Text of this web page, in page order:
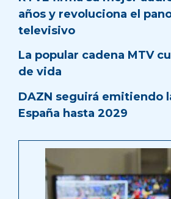
años y revoluciona el
televisivo
La popular cadena MTV
de vida
DAZN seguirá emitiendo
España hasta 2029